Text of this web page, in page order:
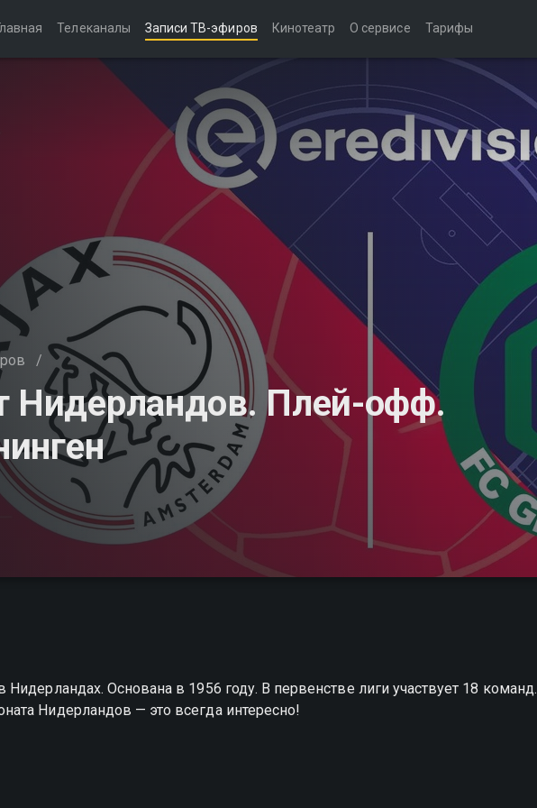
Телеканалы Записи ТВ-эфиров Кинотеатр О сервисе Тарифы
/
Нидерландов. Плей-офф.
Основана в 1956 году. В первенстве лиги участвует 18 команд.
Нидерландов — это всегда интересно!